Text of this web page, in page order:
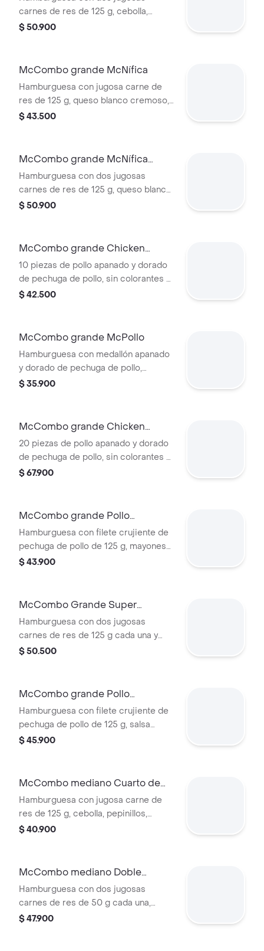
carnes de res de 125 g, cebolla,
pepinillos, doble queso cheddar
Acompañada de papas fritas grandes
y bebida grande a elección.
$ 50.900
McCombo grande McNífica
Hamburguesa con jugosa carne de
res de 125 g, queso blanco cremoso,
cebolla, tomate fresco, lechuga, salsa
de papas fritas grandes y bebida
grande a elección.
$ 43.500
McCombo grande McNífica
Doble
Hamburguesa con dos jugosas
carnes de res de 125 g, queso blanco
cremoso, cebolla, tomate fresco,
Acompañada de papas fritas grandes
y bebida grande a elección.
$ 50.900
McCombo grande Chicken
McNuggets de 10 pzas
10 piezas de pollo apanado y dorado
de pechuga de pollo, sin colorantes ni
conservantes artificiales.
$ 42.500
McCombo grande McPollo
Hamburguesa con medallón apanado
y dorado de pechuga de pollo,
mayonesa cremosa y lechuga fresca,
a elección.
$ 35.900
McCombo grande Chicken
McNuggets de 20 pzas
20 piezas de pollo apanado y dorado
de pechuga de pollo, sin colorantes ni
conservantes artificiales.
$ 67.900
McCombo grande Pollo
McCrispy Deluxe
Hamburguesa con filete crujiente de
pechuga de pollo de 125 g, mayonesa
cremosa, lechuga fresca y tomate, en
grande a elección.
$ 43.900
McCombo Grande Super
Cheddar Lover
Hamburguesa con dos jugosas
carnes de res de 125 g cada una y
cinco quesos cremosos.
$ 50.500
McCombo grande Pollo
McCrispy Bacon Ranch
Hamburguesa con filete crujiente de
pechuga de pollo de 125 g, salsa
ranch, tocineta ahumada, lechuga
grandes y bebida grande a elección.
$ 45.900
McCombo mediano Cuarto de
Libra con Queso
Hamburguesa con jugosa carne de
res de 125 g, cebolla, pepinillos,
queso cheddar cremoso, salsa de
medianas y bebida mediana a
$ 40.900
McCombo mediano Doble
Cuarto de Libra con Queso
Hamburguesa con dos jugosas
carnes de res de 50 g cada una,
doble queso cheddar cremoso,
$ 47.900